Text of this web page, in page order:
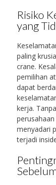
Risiko
yang
paling
crane.
pemilihan
dapat
kerja.
menyadari
terjadi